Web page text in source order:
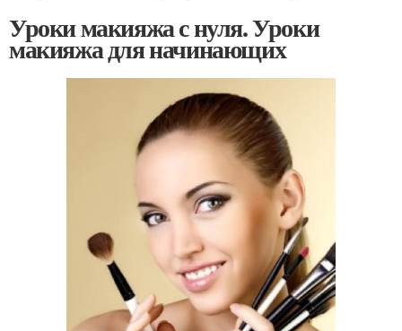
Уроки макияжа с нуля. Уроки
макияжа для начинающих